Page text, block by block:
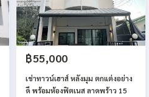
฿55,000
เช่าทาวน์เฮาส์ หลังมุม ตกแต่งอย่าง
ดี พร้อมห้องฟิตเนส ลาดพร้าว 15